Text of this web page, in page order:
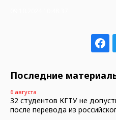
Последние
6 августа
32 студентов КГТУ не
после перевода из